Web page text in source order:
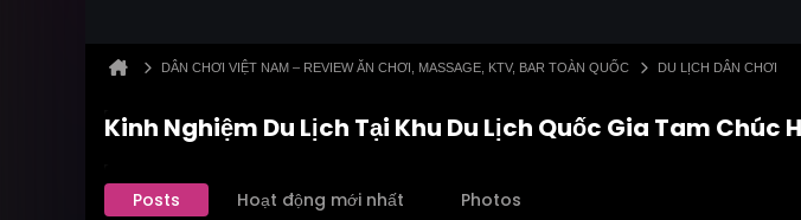
DÂN CHƠI VIỆT NAM – REVIEW ĂN CHƠI, MASSAGE, KTV, BAR TOÀN QUỐC DU LỊCH DÂN CHƠI
Kinh Nghiệm Du Lịch Tại Khu Du Lịch Quốc Gia Tam Chúc
Posts Hoạt động mới nhất Photos